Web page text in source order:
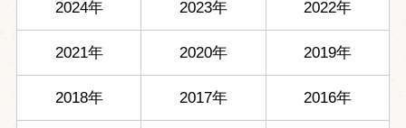
2024年 2023年 2022年
2021年 2020年 2019年
2018年 2017年 2016年